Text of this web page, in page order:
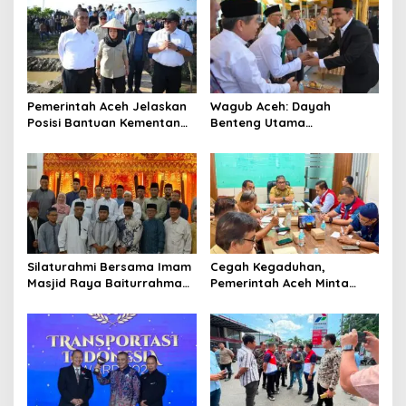
i
p
o
s
Pemerintah Aceh Jelaskan
Posisi Bantuan Kementan
dan Kebun
‎Wagub Aceh: Dayah
Benteng Utama
Beriman dan Berakhlak
‎Silaturahmi Bersama Imam
Masjid Raya Baiturrahman,
Sinergi dengan Ulama
Cegah Kegaduhan,
Pemerintah Aceh Minta
Pelayanan SPBU